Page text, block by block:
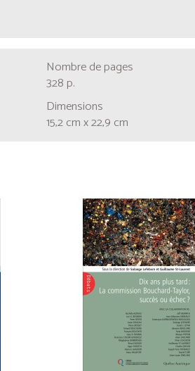
Nombre de pages
328 p.
Dimensions
15,2 cm x 22,9 cm